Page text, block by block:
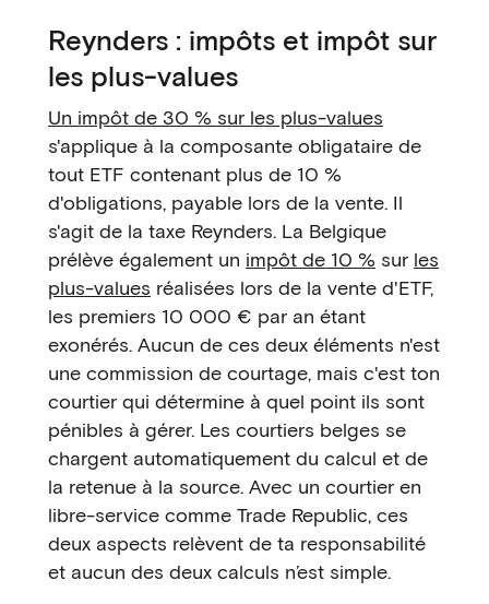
Reynders : impôts et impôt sur
les plus-values
Un impôt de 30 % sur les plus-values
s'applique à la composante obligataire de
tout ETF contenant plus de 10 %
d'obligations, payable lors de la vente. Il
s'agit de la taxe Reynders. La Belgique
prélève également un impôt de 10 % sur les
plus-values réalisées lors de la vente d'ETF,
les premiers 10 000 € par an étant
exonérés. Aucun de ces deux éléments n'est
une commission de courtage, mais c'est ton
courtier qui détermine à quel point ils sont
pénibles à gérer. Les courtiers belges se
chargent automatiquement du calcul et de
la retenue à la source. Avec un courtier en
libre-service comme Trade Republic, ces
deux aspects relèvent de ta responsabilité
et aucun des deux calculs n’est simple.